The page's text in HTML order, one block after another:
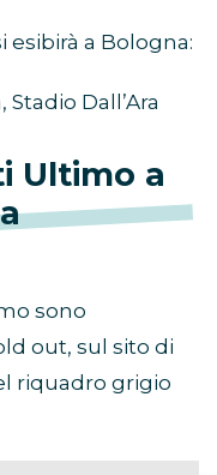
esibirà a Bologna:
Stadio Dall’Ara
Ultimo a
sono
out, sul sito di
riquadro grigio